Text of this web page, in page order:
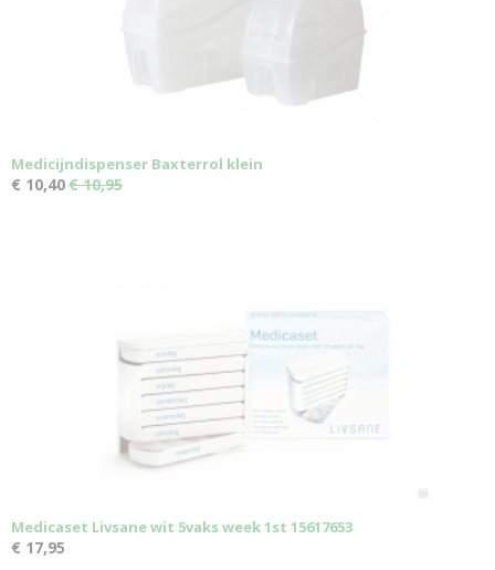
Medicijndispenser Baxterrol klein
€ 10,40€ 10,95
Medicaset Livsane wit 5vaks week 1st 15617653
€ 17,95